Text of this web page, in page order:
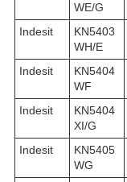
WE/G
Indesit
KN5403
WH/E
Indesit
KN5404
WF
Indesit
KN5404
XI/G
Indesit
KN5405
WG